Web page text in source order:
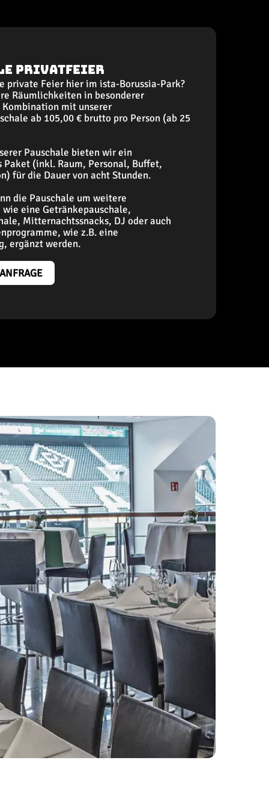
Privatfeier
private Feier hier im ista-Borussia-Park?
Räumlichkeiten in besonderer
mit unserer
ab 105,00 € brutto pro Person (ab 25
Pauschale bieten wir ein
Paket (inkl. Raum, Personal, Buffet,
für die Dauer von acht Stunden.
die Pauschale um weitere
eine Getränkepauschale,
Mitternachtssnacks, DJ oder auch
wie z.B. eine
ergänzt werden.